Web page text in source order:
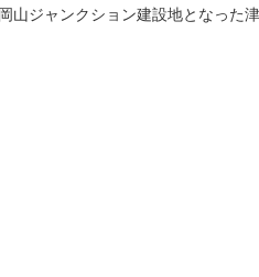
ジャンクション建設地となった